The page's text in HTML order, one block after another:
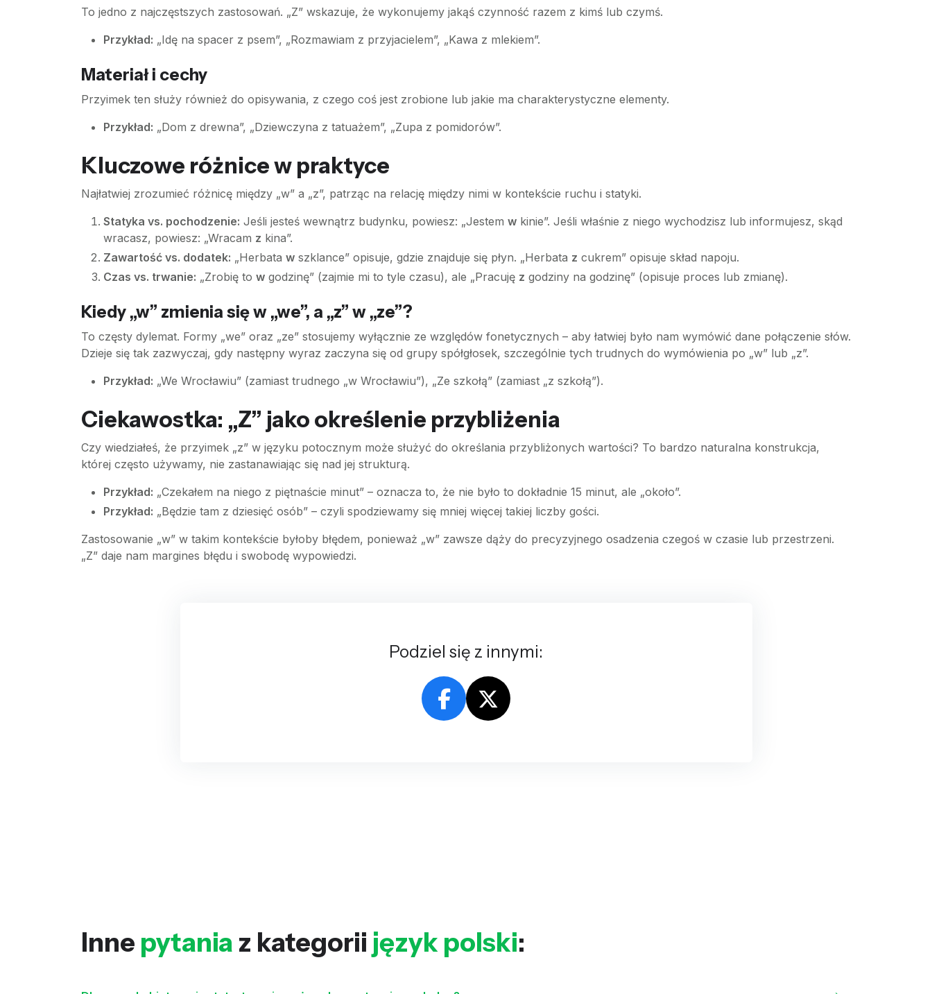
To jedno z najczęstszych zastosowań. „Z” wskazuje, że wykonujemy jakąś czynność razem z kimś lub czymś.
Przykład: „Idę na spacer z psem”, „Rozmawiam z przyjacielem”, „Kawa z mlekiem”.
Materiał i cechy
Przyimek ten służy również do opisywania, z czego coś jest zrobione lub jakie ma charakterystyczne elementy.
Przykład: „Dom z drewna”, „Dziewczyna z tatuażem”, „Zupa z pomidorów”.
Kluczowe różnice w praktyce
Najłatwiej zrozumieć różnicę między „w” a „z”, patrząc na relację między nimi w kontekście ruchu i statyki.
Statyka vs. pochodzenie: Jeśli jesteś wewnątrz budynku, powiesz: „Jestem w kinie”. Jeśli właśnie z niego wychodzisz lub informujesz, skąd
wracasz, powiesz: „Wracam z kina”.
Zawartość vs. dodatek: „Herbata w szklance” opisuje, gdzie znajduje się płyn. „Herbata z cukrem” opisuje skład napoju.
Czas vs. trwanie: „Zrobię to w godzinę” (zajmie mi to tyle czasu), ale „Pracuję z godziny na godzinę” (opisuje proces lub zmianę).
Kiedy „w” zmienia się w „we”, a „z” w „ze”?
To częsty dylemat. Formy „we” oraz „ze” stosujemy wyłącznie ze względów fonetycznych – aby łatwiej było nam wymówić dane połączenie słów.
Dzieje się tak zazwyczaj, gdy następny wyraz zaczyna się od grupy spółgłosek, szczególnie tych trudnych do wymówienia po „w” lub „z”.
Przykład: „We Wrocławiu” (zamiast trudnego „w Wrocławiu”), „Ze szkołą” (zamiast „z szkołą”).
Ciekawostka: „Z” jako określenie przybliżenia
Czy wiedziałeś, że przyimek „z” w języku potocznym może służyć do określania przybliżonych wartości? To bardzo naturalna konstrukcja,
której często używamy, nie zastanawiając się nad jej strukturą.
Przykład: „Czekałem na niego z piętnaście minut” – oznacza to, że nie było to dokładnie 15 minut, ale „około”.
Przykład: „Będzie tam z dziesięć osób” – czyli spodziewamy się mniej więcej takiej liczby gości.
Zastosowanie „w” w takim kontekście byłoby błędem, ponieważ „w” zawsze dąży do precyzyjnego osadzenia czegoś w czasie lub przestrzeni.
„Z” daje nam margines błędu i swobodę wypowiedzi.
Podziel się z innymi:
Inne pytania z kategorii język polski: